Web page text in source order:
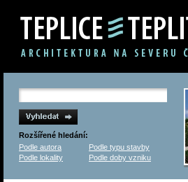
Rozšířené hledání:
Podle autora
Podle typu stavby
Podle lokality
Podle doby vzniku